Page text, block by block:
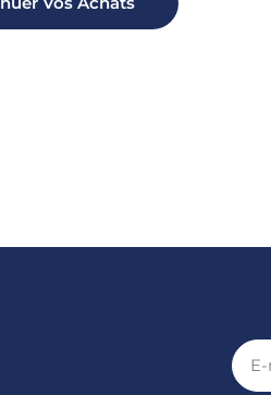
E-
mail